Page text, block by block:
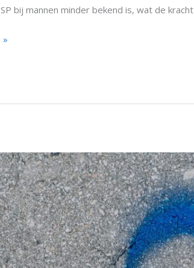
bij mannen minder bekend is, wat de kracht
»